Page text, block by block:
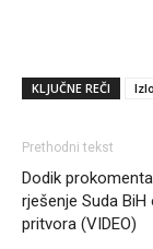
KLJUČNE REČI
Prethodni tekst
Dodik
rješenje Suda BiH
pritvora (VIDEO)